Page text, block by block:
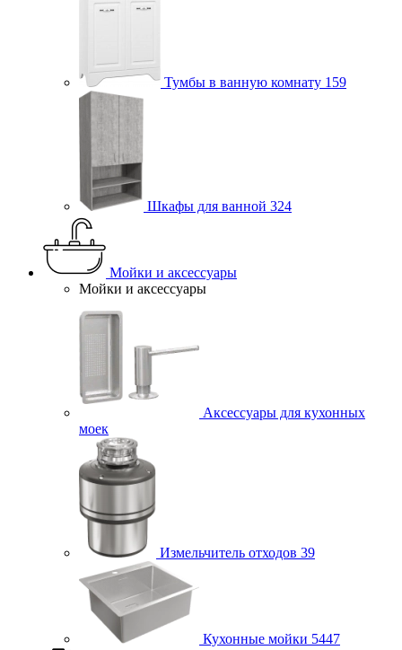
Тумбы в ванную комнату 159
Шкафы для ванной 324
Мойки и аксессуары
Мойки и аксессуары
Аксессуары для кухонных
моек
Измельчитель отходов 39
Кухонные мойки 5447